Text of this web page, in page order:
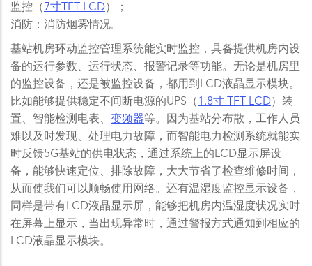
监控（7寸TFT LCD）；
消防：消防烟雾情况。
基站机房环动监控管理系统能实时监控，具备提供机房内设
备的运行参数、运行状态、报警记录等功能。无论是机房里
的监控设备，还是被监控设备，都用到LCD液晶显示模块。
比如能够提供稳定不间断电源的UPS（ 1.8寸 TFT LCD）装
置、智能检测电表、 变频器等。因为基站分布散，工作人员
难以及时发现、处理电力故障，而智能电力检测系统就能实
时反馈5G基站的供电状态，通过系统上的LCD显示屏设
备，能够快速定位、排除故障，大大节省了检查维修时间，
从而使我们可以顺畅使用网络。还有温湿度监控显示设备，
同样是带有LCD液晶显示屏，能够把机房内温湿度状况实时
在屏幕上显示，当出现异常时，通过警报方式通知到相应的
LCD液晶显示模块。